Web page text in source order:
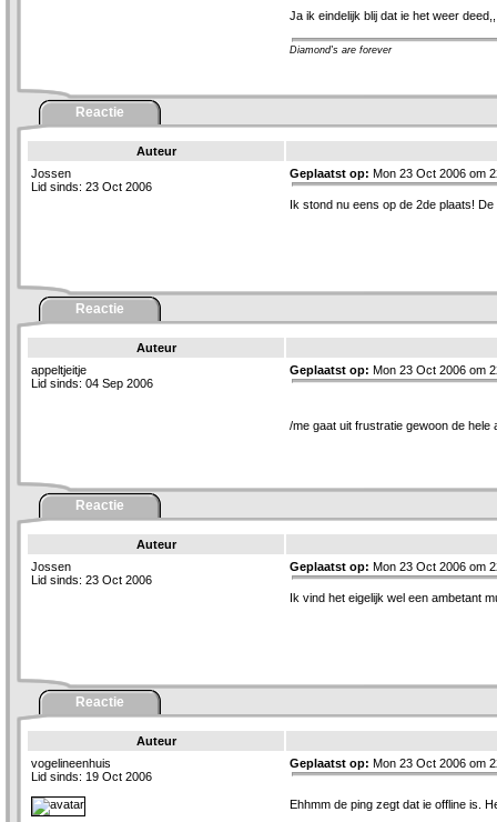
Ja ik eindelijk blij dat ie het weer
Diamond's are forever
Reactie
Auteur
Jossen
Lid sinds: 23 Oct 2006
Geplaatst op: Mon 23 Oct 2006 om
Ik stond nu eens op de 2de plaats!
Reactie
Auteur
appeltjeitje
Lid sinds: 04 Sep 2006
Geplaatst op: Mon 23 Oct 2006 om
/me gaat uit frustratie gewoon de
Reactie
Auteur
Jossen
Lid sinds: 23 Oct 2006
Geplaatst op: Mon 23 Oct 2006 om
Ik vind het eigelijk wel een ambetant
Reactie
Auteur
vogelineenhuis
Lid sinds: 19 Oct 2006
Geplaatst op: Mon 23 Oct 2006 om
Ehhmm de ping zegt dat ie offline is.